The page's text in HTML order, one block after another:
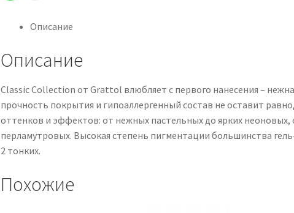
Описание
Описание
Classic Collection от Grattol влюбляет с первого нанесения –
прочность покрытия и гипоаллергенный состав не оставит
оттенков и эффектов: от нежных пастельных до ярких неоновых,
перламутровых. Высокая степень пигментации большинства
2 тонких.
Похожие